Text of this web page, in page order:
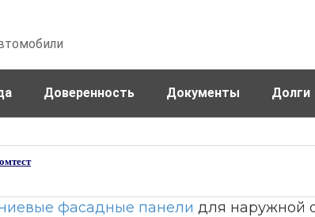
Доверенность Документы Долги
фасадные панели для наружной